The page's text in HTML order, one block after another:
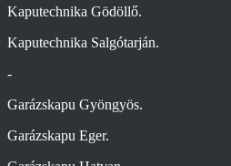
Kaputechnika Gödöllő.
Kaputechnika Salgótarján.
-
Garázskapu Gyöngyös.
Garázskapu Eger.